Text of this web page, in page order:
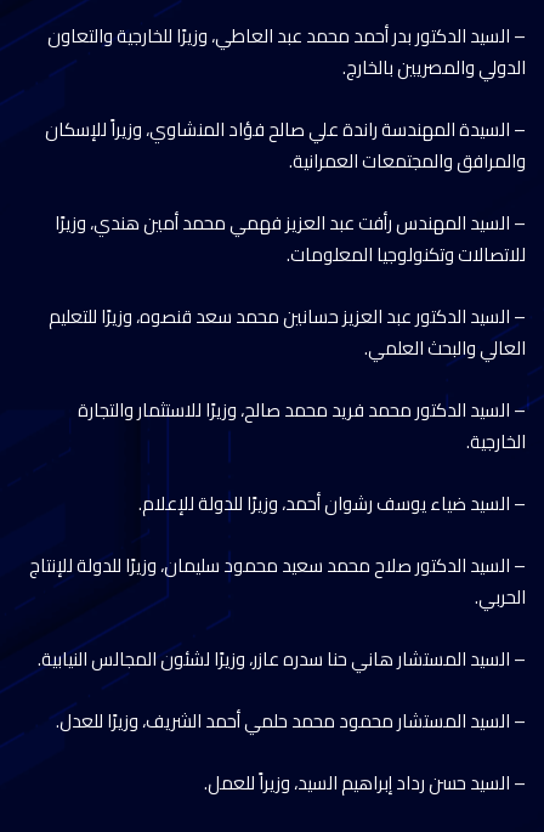
– السيد الدكتور بدر أحمد محمد عبد العاطي، وزيرًا للخارجية والتعاون
الدولي والمصريين بالخارج.
– السيدة المهندسة راندة علي صالح فؤاد المنشاوي، وزيراً للإسكان
والمرافق والمجتمعات العمرانية.
– السيد المهندس رأفت عبد العزيز فهمي محمد أمين هندي، وزيرًا
للاتصالات وتكنولوجيا المعلومات.
– السيد الدكتور عبد العزيز حسانين محمد سعد قنصوه، وزيرًا للتعليم
العالي والبحث العلمي.
– السيد الدكتور محمد فريد محمد صالح، وزيرًا للاستثمار والتجارة
الخارجية.
– السيد ضياء يوسف رشوان أحمد، وزيرًا للدولة للإعلام.
– السيد الدكتور صلاح محمد سعيد محمود سليمان، وزيرًا للدولة للإنتاج
الحربي.
– السيد المستشار هاني حنا سدره عازر، وزيرًا لشئون المجالس النيابية.
– السيد المستشار محمود محمد حلمي أحمد الشريف، وزيرًا للعدل.
– السيد حسن رداد إبراهيم السيد، وزيراً للعمل.